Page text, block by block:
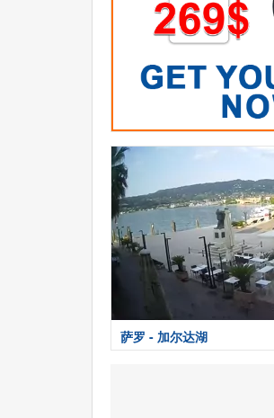
萨罗 - 加尔达湖